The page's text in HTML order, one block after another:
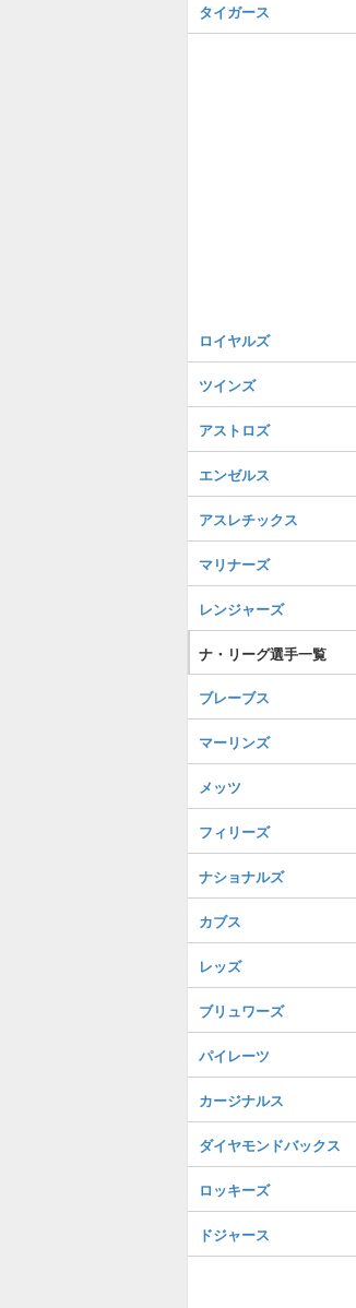
タイガース
ロイヤルズ
ツインズ
アストロズ
エンゼルス
アスレチックス
マリナーズ
レンジャーズ
ナ・リーグ選手一覧
ブレーブス
マーリンズ
メッツ
フィリーズ
ナショナルズ
カブス
レッズ
ブリュワーズ
パイレーツ
カージナルス
ダイヤモンドバックス
ロッキーズ
ドジャース